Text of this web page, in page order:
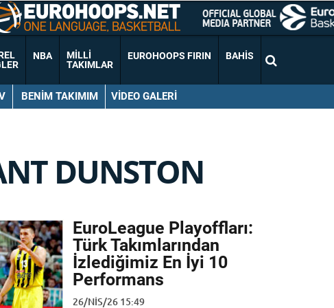
NBA
MILLI
TAKIMLAR
EUROHOOPS FIRIN BAHIS
BENIM TAKIMIM VIDEO GALERI
DUNSTON
EuroLeague Playoffları:
Türk Takımlarından
İzlediğimiz En İyi 10
Performans
26/NIS/26 15:49